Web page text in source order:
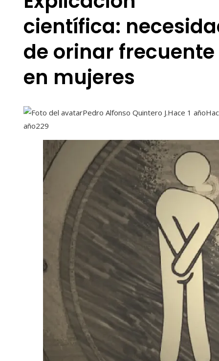
científica:
de orinar frecuente
en mujeres
Pedro Alfonso Quintero J.Hace 1 año
año229